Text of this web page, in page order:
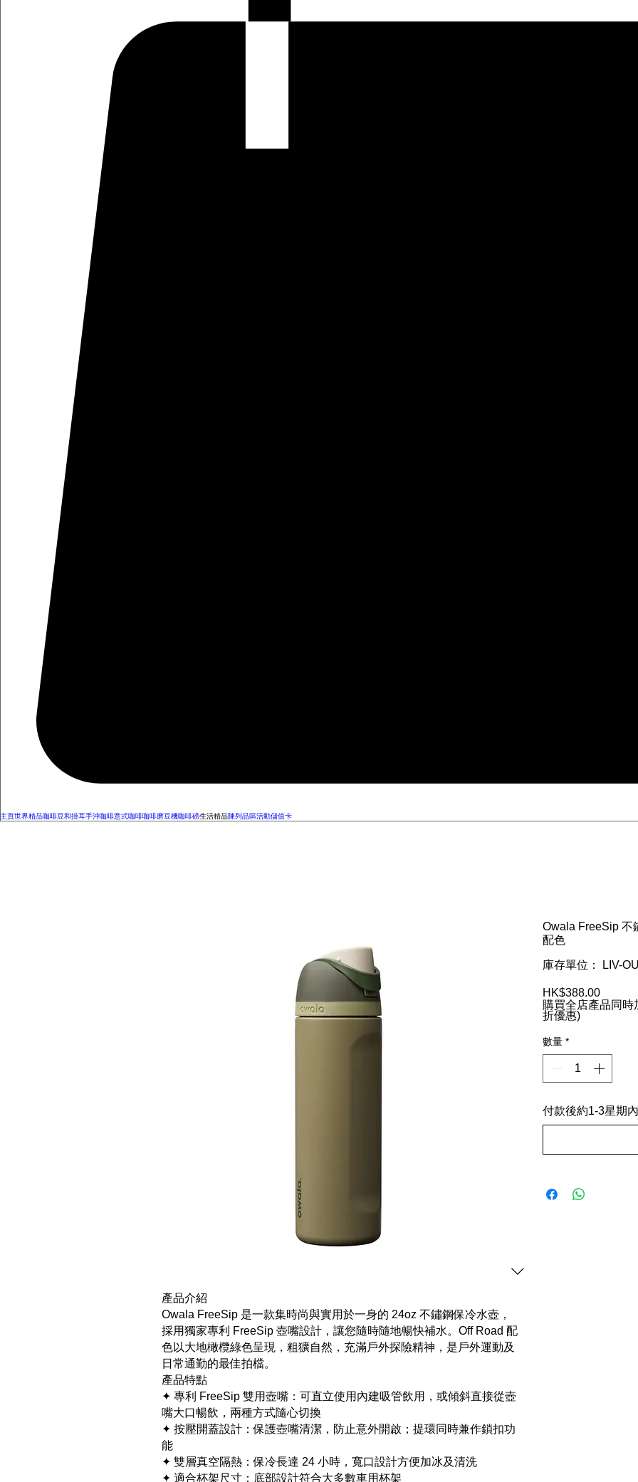
主頁世界精品咖啡豆和掛耳手沖咖啡意式咖啡咖啡磨豆機咖啡磅生活精品陳列品區活動儲值卡
產品介紹
Owala FreeSip 是一款集時尚與實用於一身的 24oz 不鏽鋼保冷水壺，
採用獨家專利 FreeSip 壺嘴設計，讓您隨時隨地暢快補水。Off Road 配
色以大地橄欖綠色呈現，粗獷自然，充滿戶外探險精神，是戶外運動及
日常通勤的最佳拍檔。
產品特點
✦ 專利 FreeSip 雙用壺嘴：可直立使用內建吸管飲用，或傾斜直接從壺
嘴大口暢飲，兩種方式隨心切換
✦ 按壓開蓋設計：保護壺嘴清潔，防止意外開啟；提環同時兼作鎖扣功
能
✦ 雙層真空隔熱：保冷長達 24 小時，寬口設計方便加冰及清洗
✦ 適合杯架尺寸：底部設計符合大多數車用杯架
Owala FreeSip 不
配色
庫存單位： LIV-
HK$388.00價
格
購買全店產品同
折優惠)
數量 *
付款後約1-3星期